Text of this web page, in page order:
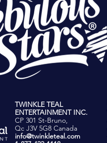
TWINKLE TEAL
ENTERTAINMENT INC.
CP 301 St-Bruno,
Qc J3V 5G8 Canada
info@twinkleteal.com